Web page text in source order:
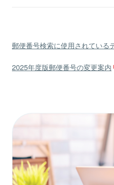
郵便番号検索に使用されている
2025年度版郵便番号の変更案内